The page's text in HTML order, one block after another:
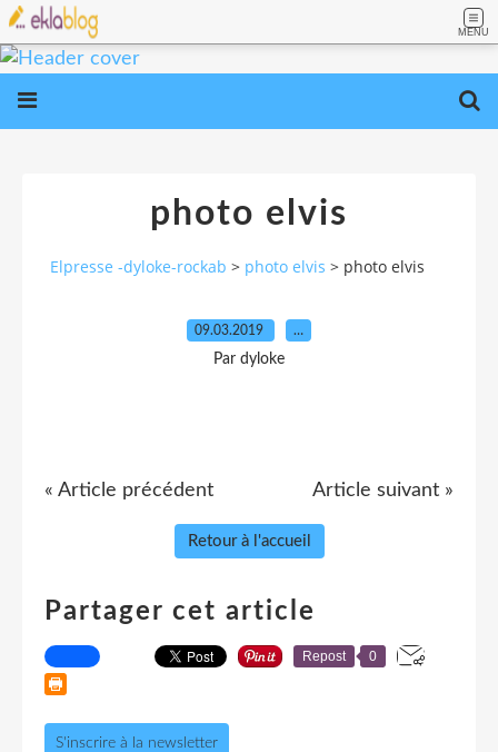
MENU
photo elvis
Elpresse -dyloke-rockab > photo elvis > photo elvis
09.03.2019 …
Par dyloke
« Article précédent Article suivant »
Retour à l'accueil
Partager cet article
Repost 0
S'inscrire à la newsletter